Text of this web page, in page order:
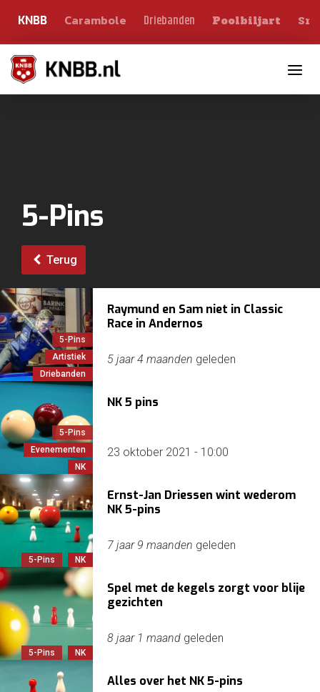
KNBB Carambole Driebanden Poolbiljart
5-Pins
Terug
5-Pins
Artistiek
Driebanden
Raymund en Sam niet in Classic
Race in Andernos
5 jaar 4 maanden geleden
5-Pins
Evenementen
NK
NK 5 pins
23 oktober 2021 - 10:00
5-Pins NK
Ernst-Jan Driessen wint wederom
NK 5-pins
7 jaar 9 maanden geleden
5-Pins NK
Spel met de kegels zorgt voor blije
gezichten
8 jaar 1 maand geleden
Alles over het NK 5-pins